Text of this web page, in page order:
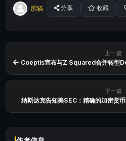
肥猫 分享 收藏
上一篇
Coeptis宣布与Z Squared合并转型
下一篇
纳斯达克告知美SEC：精确的加密货